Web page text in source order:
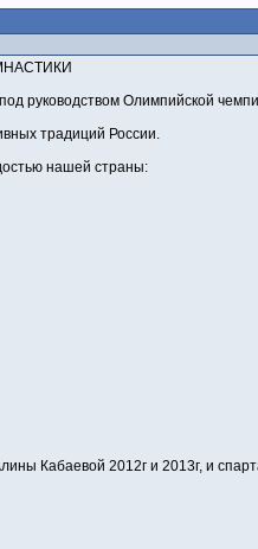
руководством Олимпийской
традиций России.
нашей страны:
Кабаевой 2012г и 2013г, и